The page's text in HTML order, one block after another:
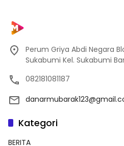
Perum Griya Abdi Negara
Sukabumi Kel. Sukabumi
082181081187
Kategori
BERITA